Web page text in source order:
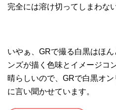
完全には溶け切ってしまわな
いやぁ、GRで撮る白黒はほ
ンズが描く色味とイメージコ
晴らしいので、GRで白黒オ
に言い聞かせています。